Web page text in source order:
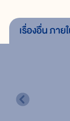
เรื่องอื่นภาย